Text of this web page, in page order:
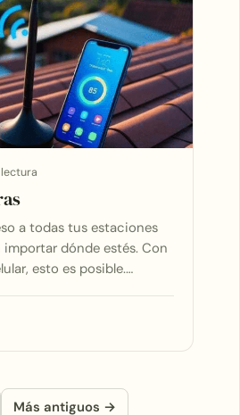
a todas tus estaciones
dónde estés. Con
esto es posible.…
de entradas
Más antiguos →